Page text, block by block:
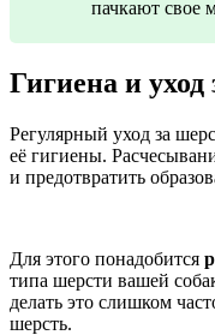
пачкают свое
Гигиена и
Регулярный уход за
её гигиены.
и предотвратить
Для этого понадобится
типа шерсти вашей
делать это слишком
шерсть.